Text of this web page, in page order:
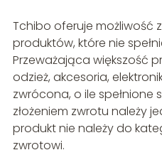
Tchibo oferuje możliwość
produktów, które nie
Przeważająca większość
odzież, akcesoria,
zwrócona, o ile spełnione
złożeniem zwrotu należy
produkt nie należy do
zwrotowi.